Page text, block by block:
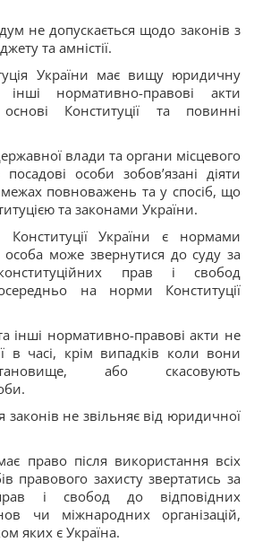
не допускається щодо законів з
та амністії.
України має вищу юридичну
нормативно-правові акти
Конституції та повинні
влади та органи місцевого
особи зобов’язані діяти
повноважень та у спосіб, що
та законами України.
України є нормами
особа може звернутися до суду за
прав і свобод
на норми Конституції
інші нормативно-правові акти не
в часі, крім випадків коли вони
або скасовують
не звільняє від юридичної
право після використання всіх
правового захисту звертатись за
і свобод до відповідних
чи міжнародних організацій,
яких є Україна.